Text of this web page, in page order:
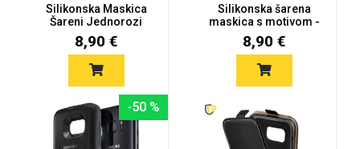
Silikonska Maskica
Šareni Jednorozi
Galaxy S7...
8,90 €
Silikonska šarena
maskica s motivom -
Galaxy S...
8,90 €
-50 %